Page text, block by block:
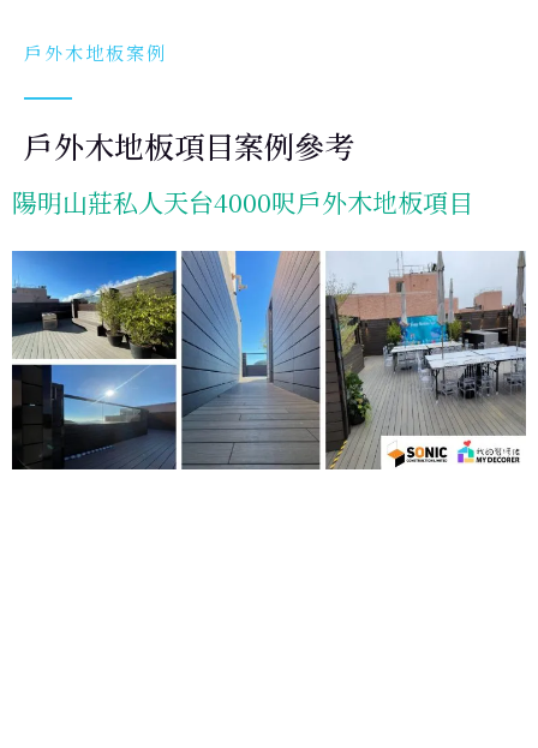
戶外木地板案例
戶外木地板項目案例參考
陽明山莊私人天台4000呎戶外木地板項目